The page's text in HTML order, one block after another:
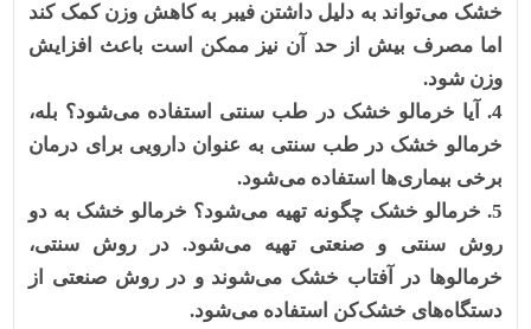
خشک می‌تواند به دلیل داشتن فیبر به کاهش وزن کمک کند
اما مصرف بیش از حد آن نیز ممکن است باعث افزایش
وزن شود.
آیا خرمالو خشک در طب سنتی استفاده می‌شود؟ بله،
خرمالو خشک در طب سنتی به عنوان دارویی برای درمان
برخی بیماری‌ها استفاده می‌شود.
خرمالو خشک چگونه تهیه می‌شود؟ خرمالو خشک به دو
روش سنتی و صنعتی تهیه می‌شود. در روش سنتی،
خرمالوها در آفتاب خشک می‌شوند و در روش صنعتی از
دستگاه‌های خشک‌کن استفاده می‌شود.